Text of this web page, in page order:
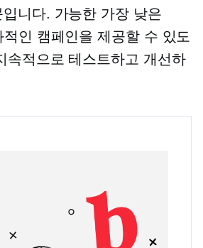
니다. 가능한 가장 낮은
인 캠페인을 제공할 수 있도
속적으로 테스트하고 개선하